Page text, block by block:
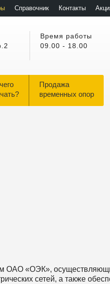
Справочник Контакты
Время работы
09.00 - 18.00
Продажа
временных опор
ОАО «ОЭК»,
сетей, а также